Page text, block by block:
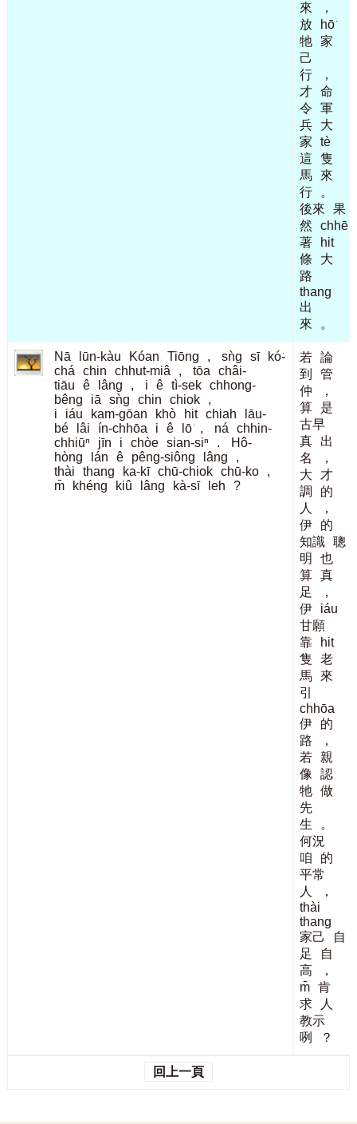
來
，
放
hō͘
牠 家
己
行
，
才 命
令
軍
兵
大
家
tè
這
隻
馬
來
行
。
後來
果
然
chhē
著
hit
條
大
路
thang
出
來
。
Nā lūn-kàu Kóan Tiōng , sǹg sī
kó͘-
chá
chin chhut-miâ , tōa
châi-
tiāu
ê lâng , i ê tì-sek chhong-
bêng
iā sǹg chin chiok
,
i
iáu kam-gōan khò hit chiah
lāu-
bé
lâi ín-chhōa i ê lō͘ , ná
chhin-
chhiūⁿ
jīn i chòe sian-siⁿ .
Hô-
hòng
lán ê pêng-siông lâng
,
thài
thang ka-kī chū-chiok chū-ko
,
m̄
khéng kiû lâng kà-sī leh ?
若 論
到
管
仲
，
算
是
古早
真
出
名
，
大
才
調
的
人
，
伊
的
知識 聰
明
也
算 真
足
，
伊
iáu
甘願
靠
hit
隻
老
馬
來
引
chhōa
伊
的
路
，
若
親
像
認
牠 做
先
生
。
何況
咱
的
平常
人
，
thài
thang
家己
自
足
自
高
，
m̄ 肯
求
人
教示
咧
？
回上一頁